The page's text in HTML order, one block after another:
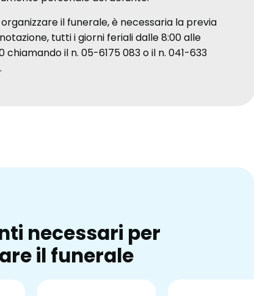
il funerale, è necessaria la previa
tutti i giorni feriali dalle 8:00 alle
chiamando il n. 05-6175 083 o il n. 041-633
necessari per
il funerale